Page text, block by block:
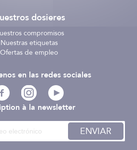
dosieres
compromisos
Nuestras etiquetas
Ofertas de empleo
à la newsletter
ENVIAR
en las redes sociales